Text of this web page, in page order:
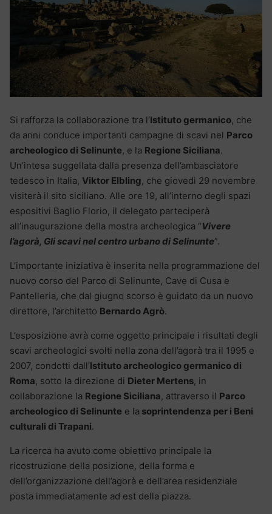
Si rafforza la collaborazione tra l’Istituto germanico, che
da anni conduce importanti campagne di scavi nel Parco
archeologico di Selinunte, e la Regione Siciliana.
Un’intesa suggellata dalla presenza dell’ambasciatore
tedesco in Italia, Viktor Elbling, che giovedì 29 novembre
visiterà il sito siciliano. Alle ore 19, all’interno degli spazi
espositivi Baglio Florio, il delegato parteciperà
all’inaugurazione della mostra archeologica “Vivere
l’agorà, Gli scavi nel centro urbano di Selinunte”.
L’importante iniziativa è inserita nella programmazione del
nuovo corso del Parco di Selinunte, Cave di Cusa e
Pantelleria, che dal giugno scorso è guidato da un nuovo
direttore, l’architetto Bernardo Agrò.
L’esposizione avrà come oggetto principale i risultati degli
scavi archeologici svolti nella zona dell’agorà tra il 1995 e
2007, condotti dall’Istituto archeologico germanico di
Roma, sotto la direzione di Dieter Mertens, in
collaborazione la Regione Siciliana, attraverso il Parco
archeologico di Selinunte e la soprintendenza per i Beni
culturali di Trapani.
La ricerca ha avuto come obiettivo principale la
ricostruzione della posizione, della forma e
dell’organizzazione dell’agorà e dell’area residenziale
posta immediatamente ad est della piazza.